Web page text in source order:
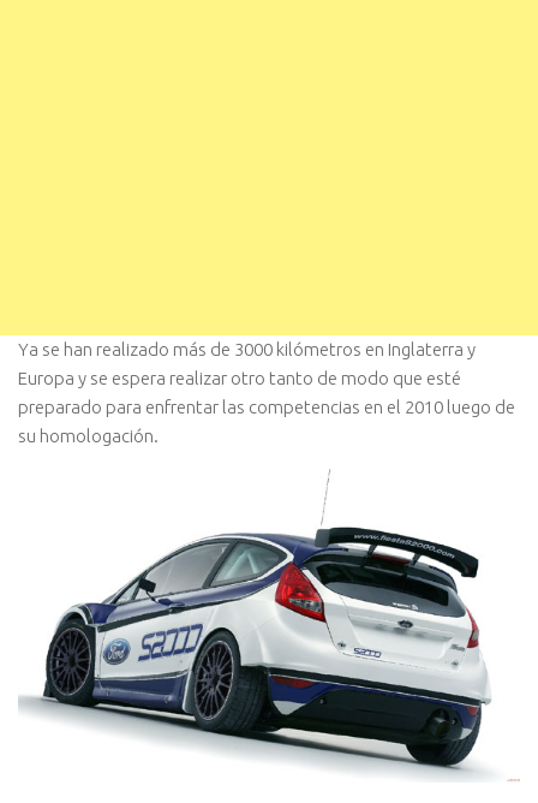
Ya se han realizado más de 3000 kilómetros en Inglaterra y
Europa y se espera realizar otro tanto de modo que esté
preparado para enfrentar las competencias en el 2010 luego de
su homologación.